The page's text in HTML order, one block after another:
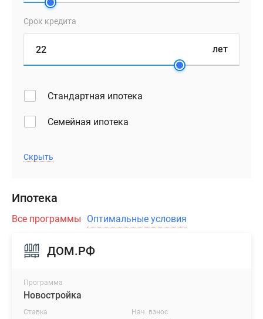
Срок кредита
лет
Стандартная ипотека
Семейная ипотека
Скрыть
Ипотека
Все программы Оптимальные условия
ДОМ.РФ
Программа
Новостройка
Ставка Нач. взнос